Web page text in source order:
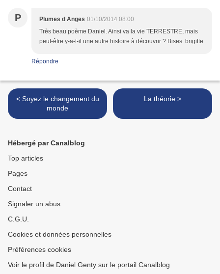
P Plumes d Anges 01/10/2014 08:00
Très beau poème Daniel. Ainsi va la vie TERRESTRE, mais
peut-être y-a-t-il une autre histoire à découvrir ? Bises. brigitte
Répondre
< Soyez le changement du
monde
La théorie >
Hébergé par Canalblog
Top articles
Pages
Contact
Signaler un abus
C.G.U.
Cookies et données personnelles
Préférences cookies
Voir le profil de Daniel Genty sur le portail Canalblog